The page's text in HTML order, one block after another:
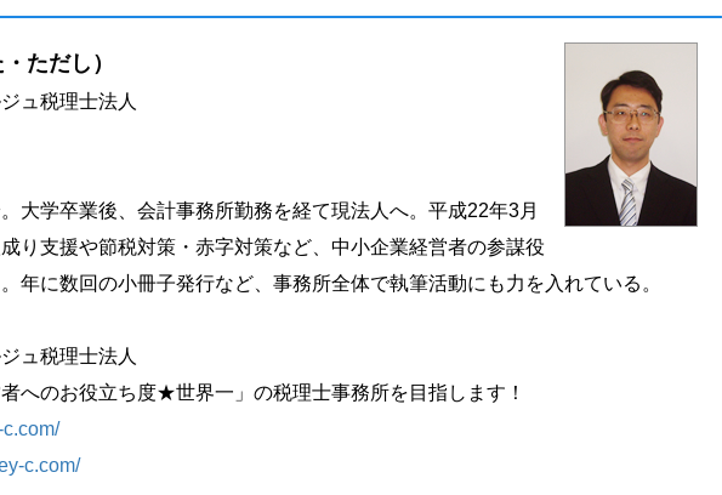
ただし）
ュ税理士法人
大学卒業後、会計事務所勤務を経て現法人へ。平成22年3月
り支援や節税対策・赤字対策など、中小企業経営者の参謀役
年に数回の小冊子発行など、事務所全体で執筆活動にも力を入れている。
ュ税理士法人
へのお役立ち度★世界一」の税理士事務所を目指します！
c.com/